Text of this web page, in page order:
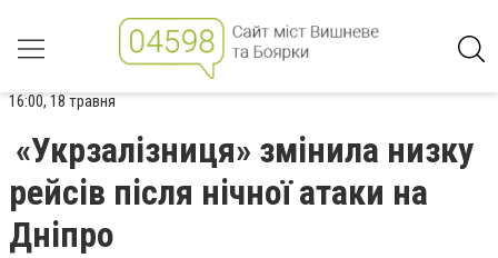
16:00, 18 травня
«Укрзалізниця» змінила низку
рейсів після нічної атаки на
Дніпро